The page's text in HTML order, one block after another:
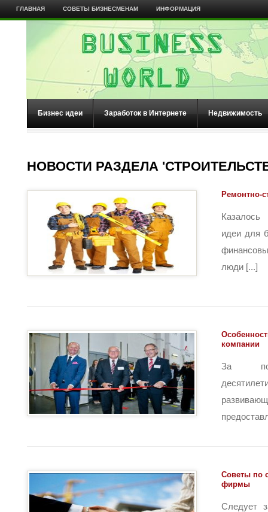
ГЛАВНАЯ СОВЕТЫ БИЗНЕСМЕНАМ ИНФОРМАЦИЯ
Бизнес идеи Заработок в Интернете Недвижимость
НОВОСТИ РАЗДЕЛА
Ремонтно-
идеи для
люди [...]
компании
За
Советы по
фирмы
Следует